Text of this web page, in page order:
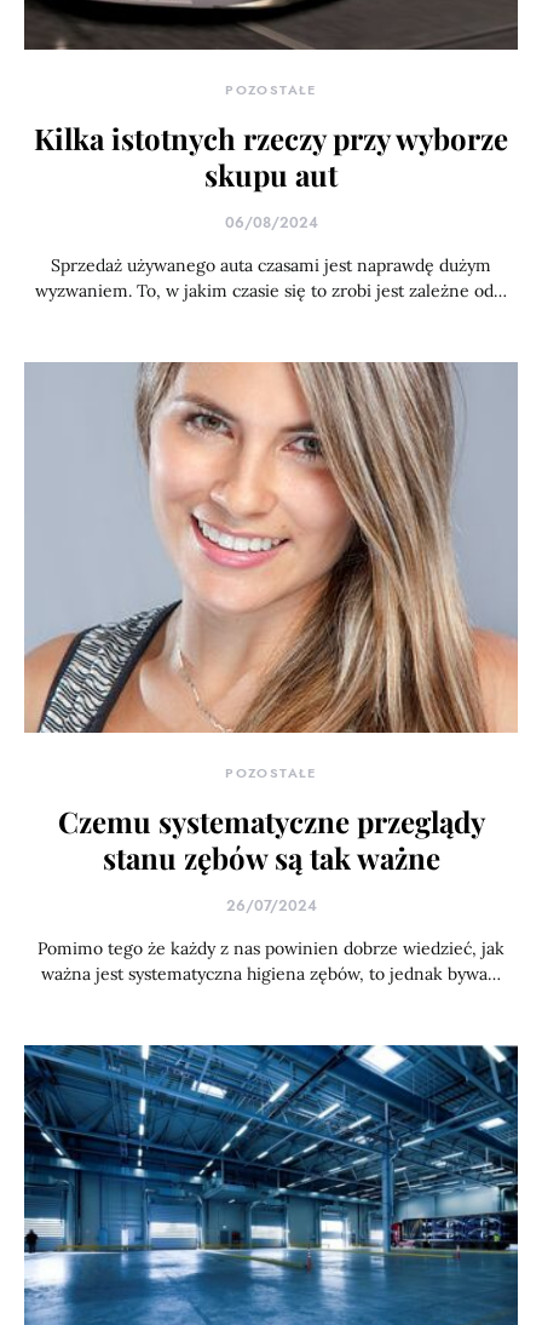
POZOSTAŁE
Kilka istotnych rzeczy przy wyborze
skupu aut
06/08/2024
Sprzedaż używanego auta czasami jest naprawdę dużym
wyzwaniem. To, w jakim czasie się to zrobi jest zależne od…
POZOSTAŁE
Czemu systematyczne przeglądy
stanu zębów są tak ważne
26/07/2024
Pomimo tego że każdy z nas powinien dobrze wiedzieć, jak
ważna jest systematyczna higiena zębów, to jednak bywa…